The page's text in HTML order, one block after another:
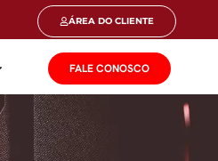
ÁREA DO CLIENTE
FALE CONOSCO